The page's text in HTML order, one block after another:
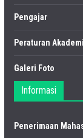
Pengajar
Peraturan
Galeri Foto
Informasi
Penerimaan